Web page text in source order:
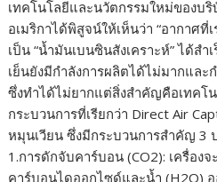
เทคโนโลยีและนวัตกรรมใหม่ของบริ
อเมริกาได้พิสูจน์ให้เห็นว่า “อากาศที่
เป็น “น้ำมันเบนซินสังเคราะห์” ได้ส
เย็นยังมีกำลังการผลิตได้ไม่มากและ
ซึ่งทำได้ไม่ยากแต่สิ่งสำคัญคือเทคโ
กระบวนการที่เรียกว่า Direct Air
หมุนเวียน ซึ่งมีกระบวนการสำคัญ 3
1.การดักจับคาร์บอน (CO2): เครื่อง
คาร์บอนไดออกไซด์และน้ำ (H2O)